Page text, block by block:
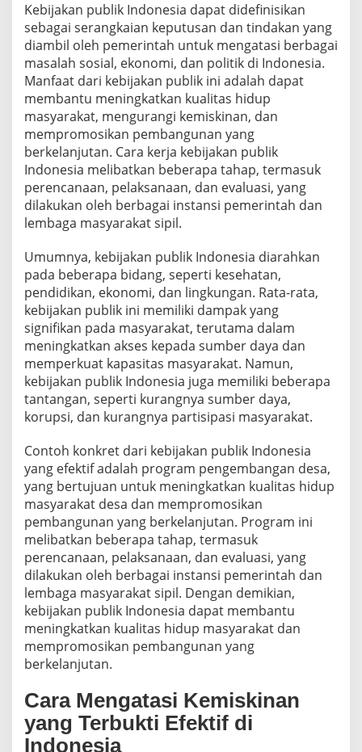
Kebijakan publik Indonesia dapat didefinisikan
sebagai serangkaian keputusan dan tindakan yang
diambil oleh pemerintah untuk mengatasi berbagai
masalah sosial, ekonomi, dan politik di Indonesia.
Manfaat dari kebijakan publik ini adalah dapat
membantu meningkatkan kualitas hidup
masyarakat, mengurangi kemiskinan, dan
mempromosikan pembangunan yang
berkelanjutan. Cara kerja kebijakan publik
Indonesia melibatkan beberapa tahap, termasuk
perencanaan, pelaksanaan, dan evaluasi, yang
dilakukan oleh berbagai instansi pemerintah dan
lembaga masyarakat sipil.
Umumnya, kebijakan publik Indonesia diarahkan
pada beberapa bidang, seperti kesehatan,
pendidikan, ekonomi, dan lingkungan. Rata-rata,
kebijakan publik ini memiliki dampak yang
signifikan pada masyarakat, terutama dalam
meningkatkan akses kepada sumber daya dan
memperkuat kapasitas masyarakat. Namun,
kebijakan publik Indonesia juga memiliki beberapa
tantangan, seperti kurangnya sumber daya,
korupsi, dan kurangnya partisipasi masyarakat.
Contoh konkret dari kebijakan publik Indonesia
yang efektif adalah program pengembangan desa,
yang bertujuan untuk meningkatkan kualitas hidup
masyarakat desa dan mempromosikan
pembangunan yang berkelanjutan. Program ini
melibatkan beberapa tahap, termasuk
perencanaan, pelaksanaan, dan evaluasi, yang
dilakukan oleh berbagai instansi pemerintah dan
lembaga masyarakat sipil. Dengan demikian,
kebijakan publik Indonesia dapat membantu
meningkatkan kualitas hidup masyarakat dan
mempromosikan pembangunan yang
berkelanjutan.
Cara Mengatasi Kemiskinan
yang Terbukti Efektif di
Indonesia